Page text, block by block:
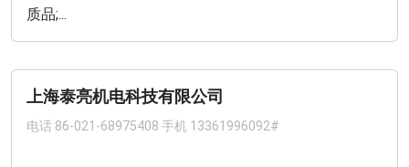
质品;...
上海泰亮机电科技有限公司
电话 86-021-68975408 手机 13361996092#